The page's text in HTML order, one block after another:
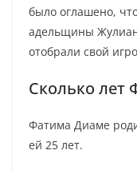
было оглашено,
адельщины
отобрали свой
Сколько лет
Фатима Диаме
ей 25 лет.